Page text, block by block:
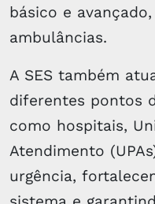
básico e
ambulâncias.
A SES também
diferentes pontos
como hospitais,
Atendimento
urgência,